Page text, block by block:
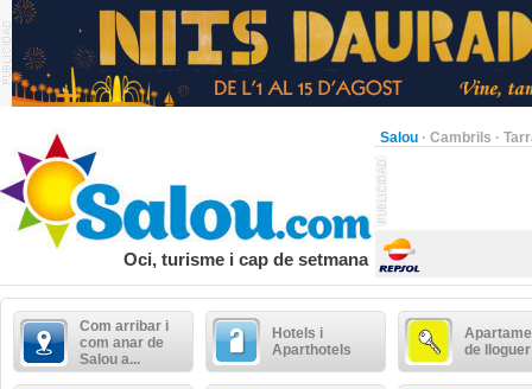
Salou · Cambrils ·
Oci, turisme i cap de setmana
Com arribar i
com anar de
Salou a...
Hotels i
Aparthotels
de lloguer